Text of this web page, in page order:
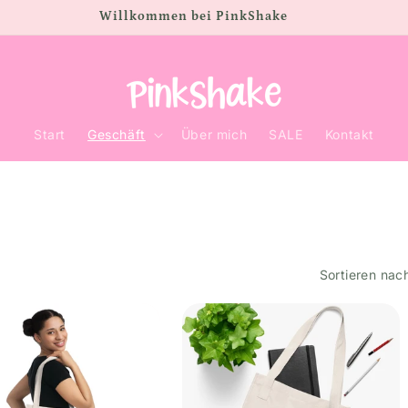
Willkommen bei PinkShake
Start Geschäft Über mich SALE Kontakt
Sortieren